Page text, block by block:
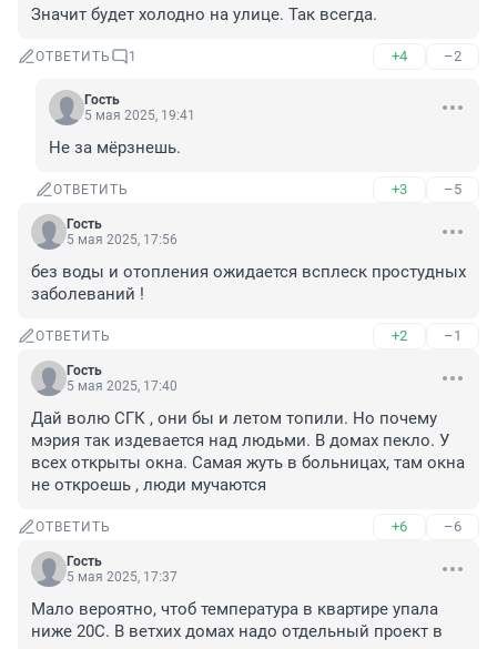
Значит будет холодно на улице. Так всегда.
ОТВЕТИТЬ 1 +4 –2
Гость
5 мая 2025, 19:41
Не за мёрзнешь.
ОТВЕТИТЬ +3 –5
Гость
5 мая 2025, 17:56
без воды и отопления ожидается всплеск простудных
заболеваний !
ОТВЕТИТЬ +2 –1
Гость
5 мая 2025, 17:40
Дай волю СГК , они бы и летом топили. Но почему
мэрия так издевается над людьми. В домах пекло. У
всех открыты окна. Самая жуть в больницах, там окна
не откроешь , люди мучаются
ОТВЕТИТЬ +6 –6
Гость
5 мая 2025, 17:37
Мало вероятно, чтоб температура в квартире упала
ниже 20С. В ветхих домах надо отдельный проект в